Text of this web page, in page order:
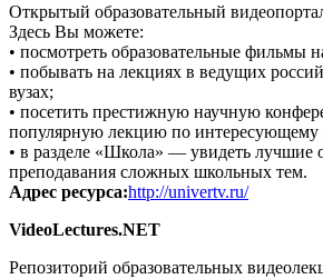
Открытый образовательный
Здесь Вы можете:
• посмотреть образовательные фильмы
• побывать на лекциях в ведущих
вузах;
• посетить престижную научную
популярную лекцию по интересующему
• в разделе «Школа» — увидеть лучшие
преподавания сложных школьных тем.
Адрес ресурса:http://univertv.ru/
VideoLectures.NET
Репозиторий образовательных